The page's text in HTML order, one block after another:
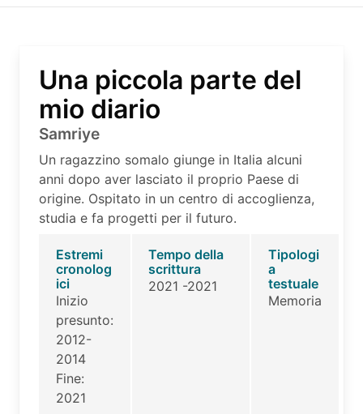
Una piccola parte del
mio diario
Samriye
Un ragazzino somalo giunge in Italia alcuni
anni dopo aver lasciato il proprio Paese di
origine. Ospitato in un centro di accoglienza,
studia e fa progetti per il futuro.
Estremi
cronolog
ici
Inizio
presunto:
2012-
2014
Fine:
2021
Tempo della
scrittura
2021 -2021
Tipologi
a
testuale
Memoria